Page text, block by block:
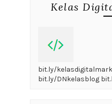
Kelas
bit.ly/
bit.ly/DNkelasblog